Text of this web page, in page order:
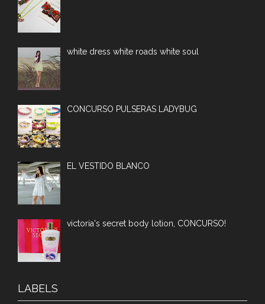
white dress white roads white soul
CONCURSO PULSERAS LADYBUG
EL VESTIDO BLANCO
victoria's secret body lotion, CONCURSO!
LABELS